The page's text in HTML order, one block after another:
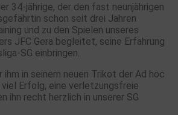
34-jährige, der den fast neunjährigen
schon seit drei Jahren
und zu den Spielen unseres
JFC Gera begleitet, seine Erfahrung
SG einbringen.
ihm in seinem neuen Trikot der Ad hoc
Erfolg, eine verletzungsfreie
ihn recht herzlich in unserer SG